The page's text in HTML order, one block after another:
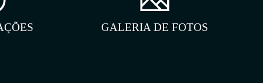
GALERIA DE FOTOS